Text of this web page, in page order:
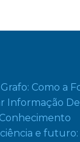
Como a
Informação
e